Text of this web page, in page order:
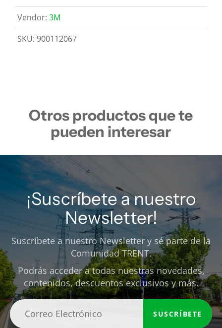
Vendor: 3M
SKU: 900112067
Otros productos que te
pueden interesar
¡Suscríbete a nuestro
Newsletter!
Suscríbete a nuestro Newsletter y sé parte de la
Comunidad TRENT.
Podrás acceder a todas nuestras novedades,
contenidos, descuentos exclusivos y más.
SUSCRÍBETE